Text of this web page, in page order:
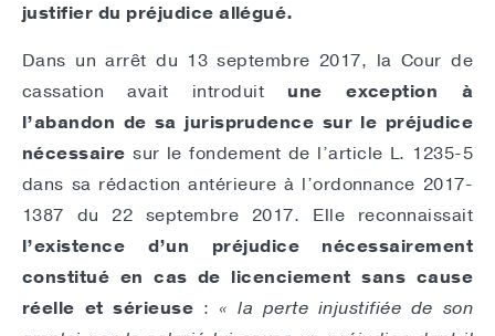
justifier du préjudice allégué.
Dans un arrêt du 13 septembre 2017, la Cour de
cassation avait introduit une exception à
l’abandon de sa jurisprudence sur le préjudice
nécessaire sur le fondement de l’article L. 1235-5
dans sa rédaction antérieure à l’ordonnance 2017-
1387 du 22 septembre 2017. Elle reconnaissait
l’existence d’un préjudice nécessairement
constitué en cas de licenciement sans cause
réelle et sérieuse : « la perte injustifiée de son